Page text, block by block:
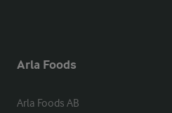
Arla Foods
Arla Foods AB